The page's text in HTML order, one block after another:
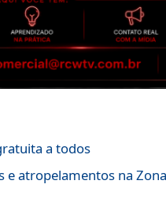
a todos
atropelamentos na